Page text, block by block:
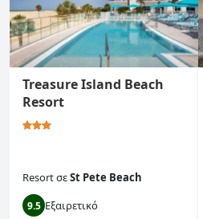
Treasure Island Beach
Resort
ResortσεSt Pete Beach
9.5 Εξαιρετικό